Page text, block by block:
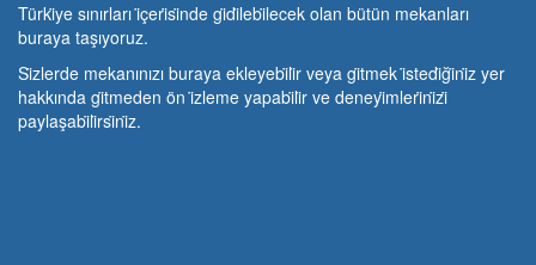
Türki̇ye sınırları i̇çeri̇si̇nde gi̇di̇lebi̇lecek olan bütün mekanları
buraya taşıyoruz.
Si̇zlerde mekanınızı buraya ekleyebi̇li̇r veya gi̇tmek i̇stedi̇ği̇ni̇z yer
hakkında gi̇tmeden ön i̇zleme yapabi̇li̇r ve deneyi̇mleri̇ni̇zi̇
paylaşabi̇li̇rsi̇ni̇z.